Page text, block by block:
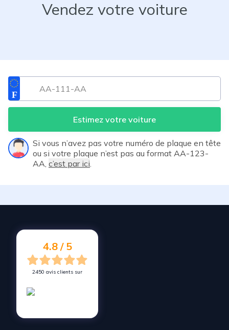
Vendez votre voiture
Estimez votre voiture
Si vous n’avez pas votre numéro de plaque en tête
ou si votre plaque n’est pas au format AA-123-
AA, c’est par ici
4.8 / 5
2450 avis clients sur